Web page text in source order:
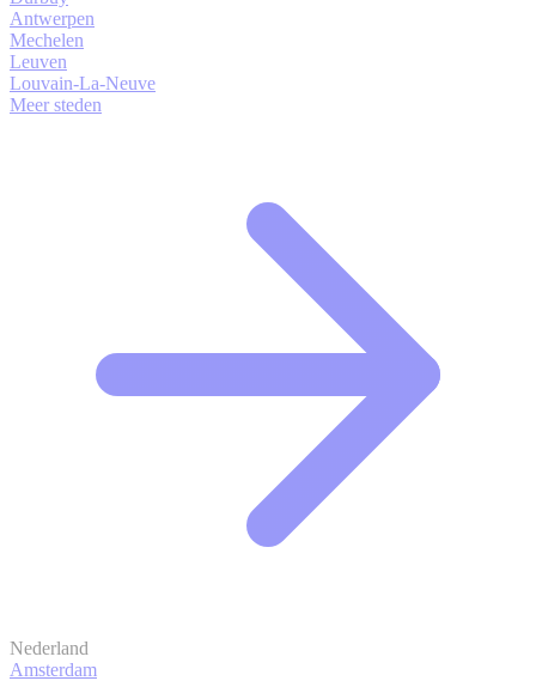
Antwerpen
Mechelen
Leuven
Louvain-La-Neuve
Meer steden
Nederland
Amsterdam